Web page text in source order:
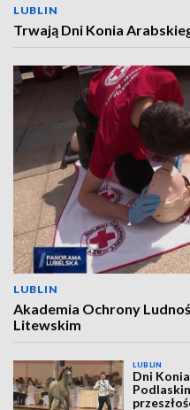
LUBLIN
Trwają Dni Konia
LUBLIN
Akademia Ochrony
Litewskim
LUBLIN
Dni